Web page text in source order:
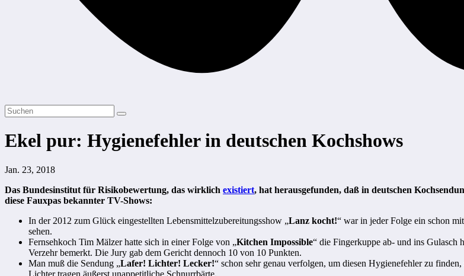
Ekel pur: Hygienefehler in deutschen Kochshows
Jan. 23, 2018
Das Bundesinstitut für Risikobewertung, das wirklich existiert, hat herausgefunden, daß in deutschen
diese Fauxpas bekannter TV-Shows:
In der 2012 zum Glück eingestellten Lebensmittelzubereitungsshow „Lanz kocht!“ war in jeder Folge ein schon
sehen.
Fernsehkoch Tim Mälzer hatte sich in einer Folge von „Kitchen Impossible“ die Fingerkuppe ab- und ins Gulasch
Verzehr bemerkt. Die Jury gab dem Gericht dennoch 10 von 10 Punkten.
Man muß die Sendung „Lafer! Lichter! Lecker!“ schon sehr genau verfolgen, um diesen Hygienefehler zu
Lichter tragen äußerst unappetitliche Schnurrbärte.